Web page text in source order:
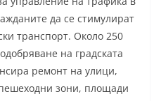
да се стимулират
транспорт. Около 250
на градската
ремонт на улици,
зони, площади